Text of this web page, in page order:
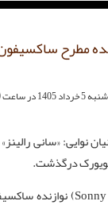
مطرح
در ساعت 0 : 0 دقیقه
درگذشت.